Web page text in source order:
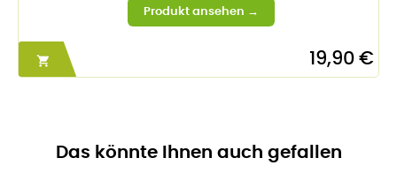
 19,90 €
Das könnte Ihnen auch gefallen